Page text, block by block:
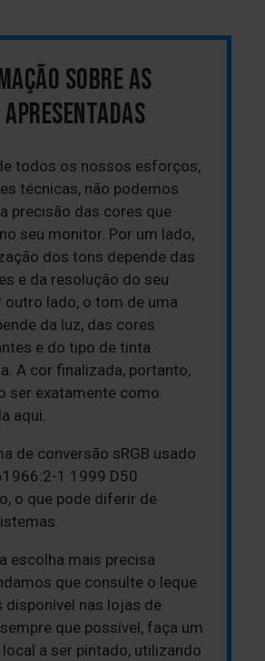
SOBRE AS
APRESENTADAS
todos os nossos esforços,
técnicas, não podemos
precisão das cores que
seu monitor. Por um lado,
dos tons depende das
e da resolução do seu
outro lado, o tom de uma
da luz, das cores
e do tipo de tinta
A cor finalizada, portanto,
ser exatamente como
aqui.
de conversão sRGB usado
1 1999 D50
o que pode diferir de
escolha mais precisa
que consulte o leque
disponível nas lojas de
que possível, faça um
a ser pintado, utilizando